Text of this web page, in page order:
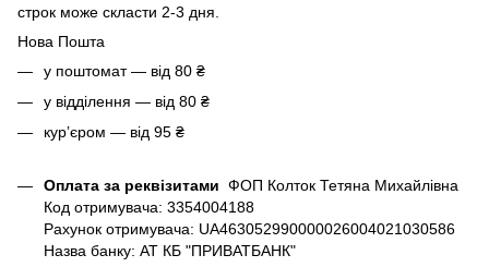
строк може скласти 2-3 дня.
Нова Пошта
у поштомат — від 80 ₴
у відділення — від 80 ₴
курʼєром — від 95 ₴
Оплата за реквізитами ФОП Колток Тетяна Михайлівна
Код отримувача: 3354004188
Рахунок отримувача: UA463052990000026004021030586
Назва банку: АТ КБ "ПРИВАТБАНК"